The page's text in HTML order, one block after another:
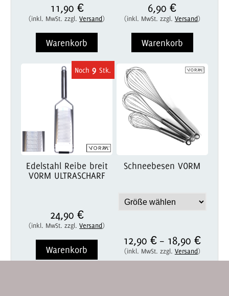
11,90 €
(inkl. MwSt. zzgl.Versand)
Warenkorb
6,90 €
(inkl. MwSt. zzgl. Versand)
Warenkorb
9
Edelstahl Reibe breit
VORM ULTRASCHARF
24,90 €
(inkl. MwSt. zzgl.Versand)
Warenkorb
Schneebesen VORM
12,90 € – 18,90 €
(inkl. MwSt. zzgl. Versand)